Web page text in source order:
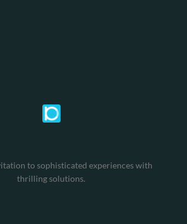
to sophisticated experiences with
thrilling solutions.